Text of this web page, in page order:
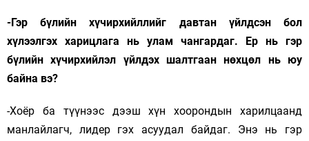
-Гэр бүлийн хүчирхийллийг давтан үйлдсэн бол
хүлээлгэх харицлага нь улам чангардаг. Ер нь гэр
бүлийн хүчирхийлэл үйлдэх шалтгаан нөхцөл нь юу
байна вэ?
-Хоёр ба түүнээс дээш хүн хоорондын харилцаанд
манлайлагч, лидер гэх асуудал байдаг. Энэ нь гэр